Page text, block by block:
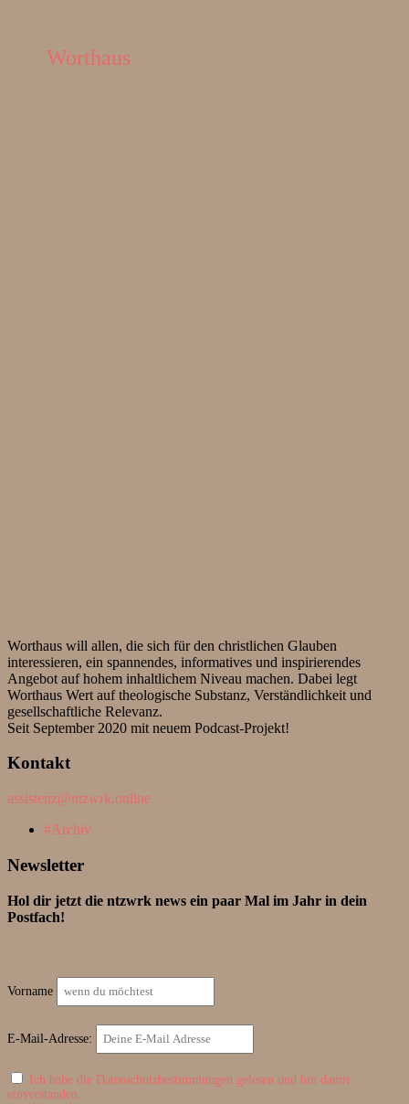
Worthaus
Worthaus will allen, die sich für den christlichen Glauben
interessieren, ein spannendes, informatives und inspirierendes
Angebot auf hohem inhaltlichem Niveau machen. Dabei legt
Worthaus Wert auf theologische Substanz, Verständlichkeit und
gesellschaftliche Relevanz.
Seit September 2020 mit neuem Podcast-Projekt!
Kontakt
assistenz@ntzwrk.online
Archiv
Newsletter
Hol dir jetzt die ntzwrk news ein paar Mal im Jahr in dein
Postfach!
Vorname
E-Mail-Adresse:
Ich habe die Datenschutzbestimmungen gelesen und bin damit
einverstanden.